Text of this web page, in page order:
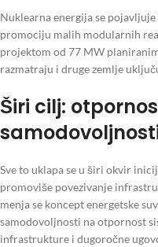
Nuklearna energija se
promociju malih modularnih
projektom od 77 MW
razmatraju i druge zemlje
Širi cilj:
Sve to uklapa se u širi okvir
promoviše povezivanje
menja se koncept energetske
samodovoljnosti na otpornost
infrastrukture i dugoročne